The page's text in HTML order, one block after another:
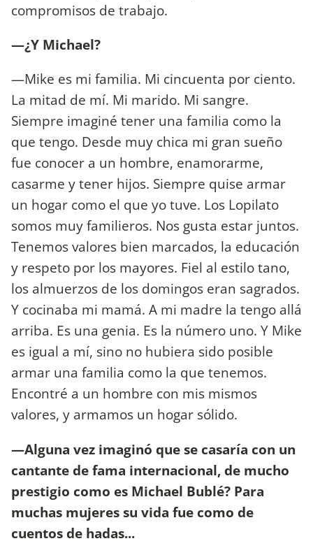
compromisos de trabajo.
—¿Y Michael?
—Mike es mi familia. Mi cincuenta por ciento.
La mitad de mí. Mi marido. Mi sangre.
Siempre imaginé tener una familia como la
que tengo. Desde muy chica mi gran sueño
fue conocer a un hombre, enamorarme,
casarme y tener hijos. Siempre quise armar
un hogar como el que yo tuve. Los Lopilato
somos muy familieros. Nos gusta estar juntos.
Tenemos valores bien marcados, la educación
y respeto por los mayores. Fiel al estilo tano,
los almuerzos de los domingos eran sagrados.
Y cocinaba mi mamá. A mi madre la tengo allá
arriba. Es una genia. Es la número uno. Y Mike
es igual a mí, sino no hubiera sido posible
armar una familia como la que tenemos.
Encontré a un hombre con mis mismos
valores, y armamos un hogar sólido.
—Alguna vez imaginó que se casaría con un
cantante de fama internacional, de mucho
prestigio como es Michael Bublé? Para
muchas mujeres su vida fue como de
cuentos de hadas...